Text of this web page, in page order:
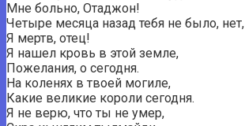
Мне больно, Отаджон!
Четыре месяца назад тебя не было, нет,
Я мертв, отец!
Я нашел кровь в этой земле,
Пожелания, о сегодня.
На коленях в твоей могиле,
Какие великие короли сегодня.
Я не верю, что ты не умер,